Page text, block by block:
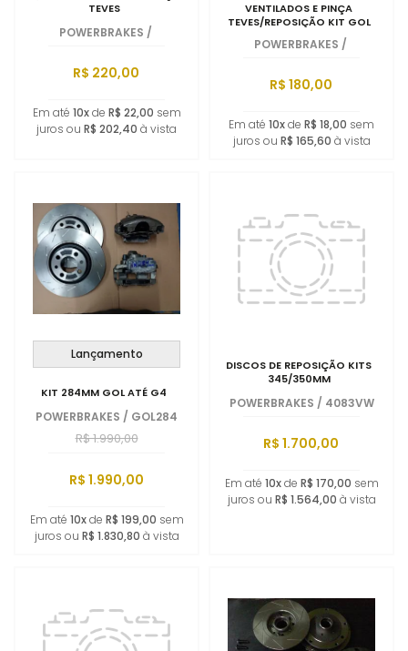
TEVES
POWERBRAKES /
R$ 220,00
Em até 10xde R$ 22,00 sem
juros ou R$ 202,40 à vista
VENTILADOS E PINÇA
TEVES/REPOSIÇÃO KIT GOL
POWERBRAKES /
R$ 180,00
Em até 10xde R$ 18,00 sem
juros ou R$ 165,60 à vista
Lançamento
KIT 284MM GOL ATÉ G4
POWERBRAKES / GOL284
R$ 1.990,00
R$ 1.990,00
Em até 10xde R$ 199,00 sem
juros ou R$ 1.830,80 à vista
DISCOS DE REPOSIÇÃO KITS
345/350MM
POWERBRAKES / 4083VW
R$ 1.700,00
Em até 10xde R$ 170,00 sem
juros ou R$ 1.564,00 à vista